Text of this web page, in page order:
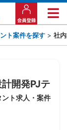
ト案件を探す > 社
開発PJテ
ト求人・案件